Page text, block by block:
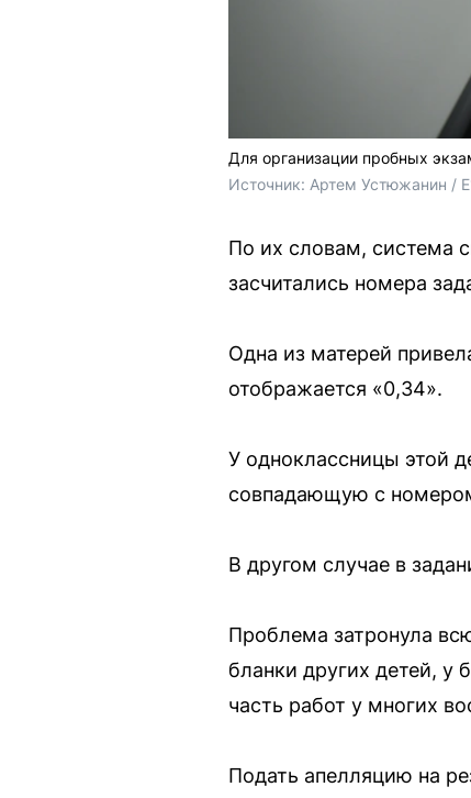
Для организации пробных
Источник: Артем Устюжанин /
По их словам, система
засчитались номера
Одна из матерей
отображается «0,34».
У одноклассницы этой
совпадающую с
В другом случае в
Проблема затронула
бланки других детей,
часть работ у многих
Подать апелляцию на